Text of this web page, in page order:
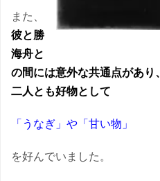
また、
彼と勝
海舟と
の間には意外な共通点があり、
二人とも好物として
「うなぎ」や「甘い物」
を好んでいました。